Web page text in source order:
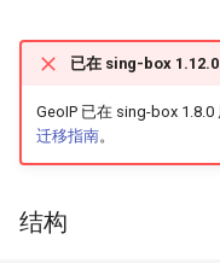
索
引
迁移指南
废弃功能列表
支持
Sponsors
Docker
从源代码构建
Apple 平台
Desktop
通用
隐私政策
Proxy Protocol
Misc
DNS 规则
DNS 规则动作
FakeIP
字段
path
download_url
download_detour
无头规则
AdGuard DNS Filer
Clash API
V2Ray API
拨号字段
TLS
HTTP Client
HTTP2 Fields
Unshare
Tailscale
OpenConnect Client
OpenVPN Client
OpenVPN Server
Mixed
SOCKS
HTTP
Shadowsocks
Bridge
Block
SOCKS
HTTP
DERP
Resolved
SSM API
CCM
已在 sing-box
GeoIP 已在 sing-box
迁移指南。
结构